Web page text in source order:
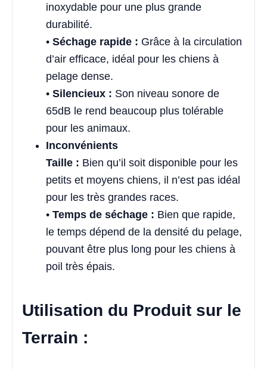
inoxydable pour une plus grande
durabilité.
• Séchage rapide : Grâce à la circulation
d’air efficace, idéal pour les chiens à
pelage dense.
• Silencieux : Son niveau sonore de
65dB le rend beaucoup plus tolérable
pour les animaux.
Inconvénients
Taille : Bien qu’il soit disponible pour les
petits et moyens chiens, il n’est pas idéal
pour les très grandes races.
• Temps de séchage : Bien que rapide,
le temps dépend de la densité du pelage,
pouvant être plus long pour les chiens à
poil très épais.
Utilisation du Produit sur le
Terrain :